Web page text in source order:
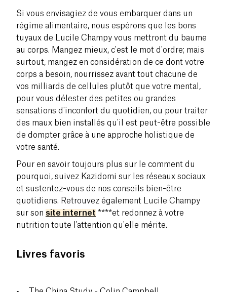
Si vous envisagiez de vous embarquer dans un
régime alimentaire, nous espérons que les bons
tuyaux de Lucile Champy vous mettront du baume
au corps. Mangez mieux, c'est le mot d'ordre; mais
surtout, mangez en considération de ce dont votre
corps a besoin, nourrissez avant tout chacune de
vos milliards de cellules plutôt que votre mental,
pour vous délester des petites ou grandes
sensations d'inconfort du quotidien, ou pour traiter
des maux bien installés qu'il est peut-être possible
de dompter grâce à une approche holistique de
votre santé.
Pour en savoir toujours plus sur le comment du
pourquoi, suivez Kazidomi sur les réseaux sociaux
et sustentez-vous de nos conseils bien-être
quotidiens. Retrouvez également Lucile Champy
sur son site internet ****et redonnez à votre
nutrition toute l'attention qu'elle mérite.
Livres favoris